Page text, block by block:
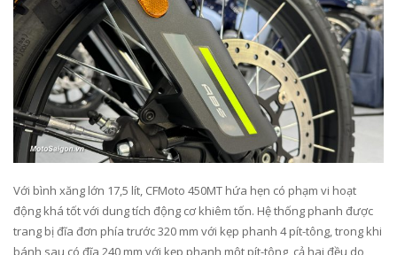
Với bình xăng lớn 17,5 lít, CFMoto 450MT hứa hẹn có phạm vi hoạt
động khá tốt với dung tích động cơ khiêm tốn. Hệ thống phanh được
trang bị đĩa đơn phía trước 320 mm với kẹp phanh 4 pít-tông, trong khi
bánh sau có đĩa 240 mm với kẹp phanh một pít-tông, cả hai đều do